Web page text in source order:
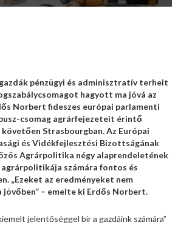
pénzügyi és adminisztratív terheit
hagyott ma jóvá az
Norbert fideszes európai parlamenti
csomag agrárfejezeteit érintő
Strasbourgban. Az Európai
és Vidékfejlesztési Bizottságának
Agrárpolitika négy alaprendeletének
számára fontos és
„Ezeket az eredményeket nem
– emelte ki Erdős Norbert.
jelentőséggel bír a gazdáink számára”